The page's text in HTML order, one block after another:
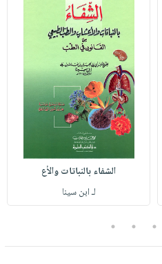
الشفاء بالنباتات والأع
لـ ابن سينا
3
4
5